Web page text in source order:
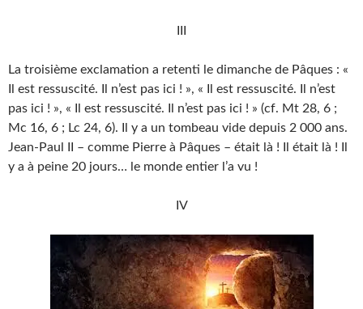
La troisième exclamation a retenti le dimanche de Pâques : «
Il est ressuscité. Il n’est pas ici ! », « Il est ressuscité. Il n’est
pas ici ! », « Il est ressuscité. Il n’est pas ici ! » (cf. Mt 28, 6 ;
Mc 16, 6 ; Lc 24, 6). Il y a un tombeau vide depuis 2 000 ans.
Jean-Paul II – comme Pierre à Pâques – était là ! Il était là ! Il
y a à peine 20 jours… le monde entier l’a vu !
IV